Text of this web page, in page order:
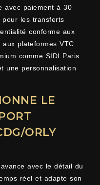
avec paiement à 30
les transferts
conforme aux
aux plateformes VTC
comme SIDI Paris
une personnalisation
LE
ORLY
avec le détail du
réel et adapte son